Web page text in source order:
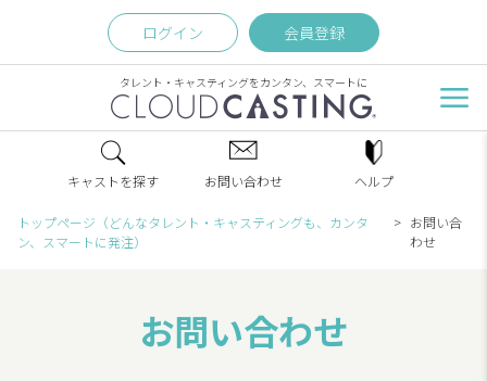
ログイン 会員登録
タレント・キャスティングをカンタン、スマートに
キャストを探す お問い合わせ ヘルプ
トップページ（どんなタレント・キャスティングも、カンタ
ン、スマートに発注）
お問い合
わせ
お問い合わせ